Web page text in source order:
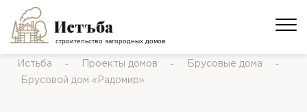
строительство загородных домов
Истьба - Проекты домов - Брусовые дома -
Брусовой дом «Радомир»